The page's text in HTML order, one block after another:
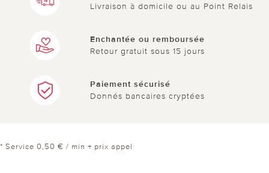
Livraison à domicile ou au Point Relais
Enchantée ou remboursée
Retour gratuit sous 15 jours
Paiement sécurisé
Donnés bancaires cryptées
* Service 0,50 € / min + prix appel